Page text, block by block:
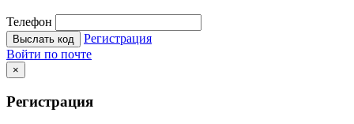
Телефон
Выслать код
Регистрация
Войти по почте
×
Регистрация